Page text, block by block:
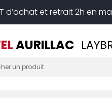
d’achat et retrait 2h en
AURILLAC